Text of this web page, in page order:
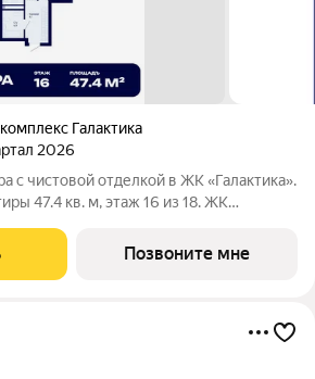
Галактика
2026
с чистовой отделкой в ЖК «Галактика».
18. ЖК
Космонавтов. Это формат для тех, кто
Позвоните мне